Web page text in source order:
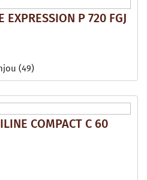
P 720 FGJ
(49)
COMPACT C 60